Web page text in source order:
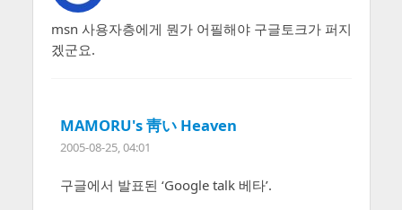
msn 사용자층에게 뭔가 어필해야 구글토크가 퍼지
겠군요.
MAMORU's 靑い Heaven
2005-08-25, 04:01
구글에서 발표된 ‘Google talk 베타’.